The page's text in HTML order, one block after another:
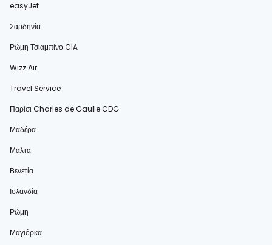
easyJet
Σαρδηνία
Ρώμη Τσιαμπίνο CIA
Wizz Air
Travel Service
Παρίσι Charles de Gaulle CDG
Μαδέρα
Μάλτα
Βενετία
Ισλανδία
Ρώμη
Μαγιόρκα